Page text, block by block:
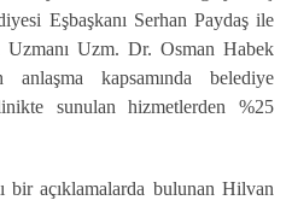
Eşbaşkanı Serhan Paydaş ile
Uzm. Dr. Osman Habek
anlaşma kapsamında belediye
sunulan hizmetlerden %25
bir açıklamalarda bulunan Hilvan